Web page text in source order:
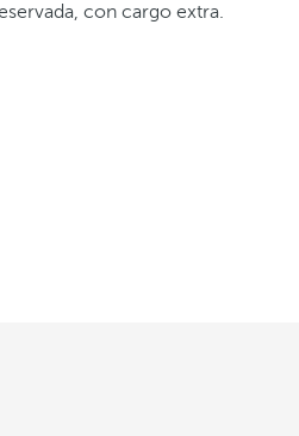
con cargo extra.